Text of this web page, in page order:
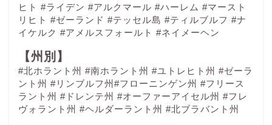
ヒト #ライデン #アルクマール #ハーレム #マースト
リヒト #ゼーランド #テッセル島 #ティルブルフ #ナ
イケルク #アメルスフォールト #ネイメーヘン
【州別】
#北ホラント州 #南ホラント州 #ユトレヒト州 #ゼーラ
ント州 #リンブルフ州#フローニンゲン州 #フリース
ラント州 #ドレンテ州 #オーファーアイセル州 #フレ
ヴォラント州 #ヘルダーラント州 #北ブラバント州